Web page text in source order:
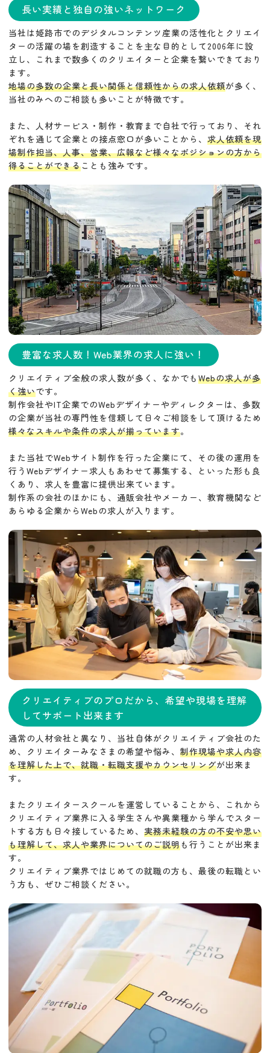
長い実績と独自の強いネットワーク
当社は姫路市でのデジタルコンテンツ産業の活性化とクリエイ
ターの活躍の場を創造することを主な目的として2006年に設
立し、これまで数多くのクリエイターと企業を繋いできており
ます。
地場の多数の企業と長い関係と信頼性からの求人依頼が多く、
当社のみへのご相談も多いことが特徴です。
また、人材サービス・制作・教育まで自社で行っており、それ
ぞれを通じて企業との接点窓口が多いことから、 求人依頼を現
場制作担当、人事、営業、広報など様々なポジションの方から
得ることができることも強みです。
豊富な求人数！Web業界の求人に強い！
クリエイティブ全般の求人数が多く、なかでも Webの求人が多
く強いです。
制作会社やIT企業でのWebデザイナーやディレクターは、多数
の企業が当社の専門性を信頼して日々ご相談をして頂けるため
様々なスキルや条件の求人が揃っています。
また当社でWebサイト制作を行った企業にて、その後の運用を
行うWebデザイナー求人もあわせて募集する、といった形も良
くあり、求人を豊富に提供出来ています。
制作系の会社のほかにも、通販会社やメーカー、教育機関など
あらゆる企業からWebの求人が入ります。
クリエイティブのプロだから、希望や現場を理解
してサポート出来ます
通常の人材会社と異なり、当社自体がクリエイティブ会社のた
め、クリエイターみなさまの希望や悩み、 制作現場や求人内容
を理解した上で、就職・転職支援やカウンセリングが出来ま
す。
またクリエイタースクールを運営していることから、これから
クリエイティブ業界に入る学生さんや異業種から学んでスター
トする方も日々接しているため、 実務未経験の方の不安や思い
も理解して、求人や業界についてのご説明も行うことが出来ま
す。
クリエイティブ業界ではじめての就職の方も、最後の転職とい
う方も、ぜひご相談ください。